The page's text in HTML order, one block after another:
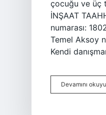
çocuğu ve üç
İNŞAAT
numarası:
Temel Aksoy
Kendi
Devamını